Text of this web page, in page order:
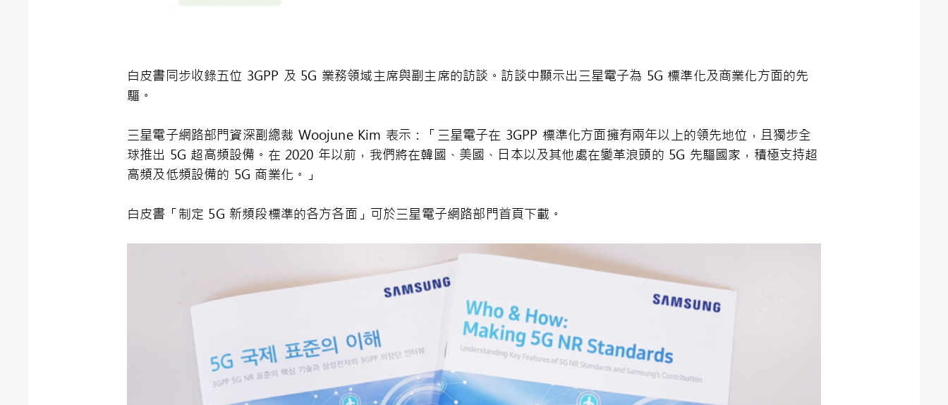
白皮書同步收錄五位 3GPP 及 5G 業務領域主席與副主席的訪談。訪談中顯示出三星電子為 5G 標準化及商業化方面的先
驅。
三星電子網路部門資深副總裁 Woojune Kim 表示：「三星電子在 3GPP 標準化方面擁有兩年以上的領先地位，且獨步全
球推出 5G 超高頻設備。在 2020 年以前，我們將在韓國、美國、日本以及其他處在變革浪頭的 5G 先驅國家，積極支持超
高頻及低頻設備的 5G 商業化。」
白皮書「制定 5G 新頻段標準的各方各面」可於三星電子網路部門首頁下載。